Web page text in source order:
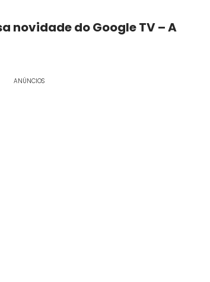
novidade do Google TV – A
ANÚNCIOS